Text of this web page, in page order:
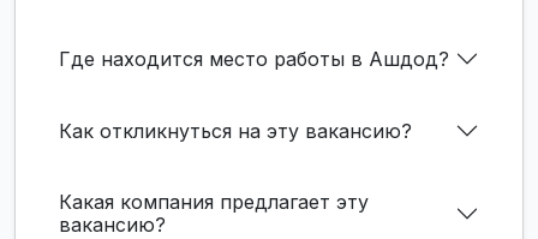
Где находится место работы в Ашдод?
Как откликнуться на эту вакансию?
Какая компания предлагает эту
вакансию?